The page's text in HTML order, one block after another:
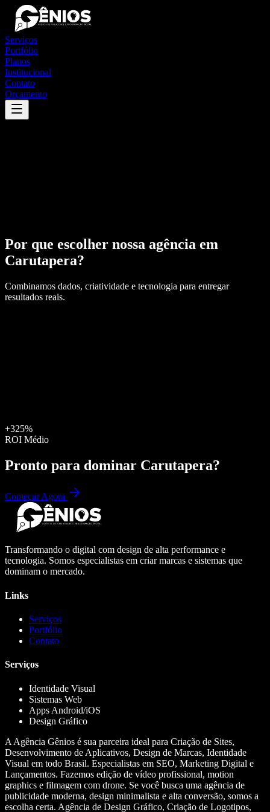
Serviços
Portfólio
Planos
Institucional
Contato
Orçamento
Por que escolher nossa agência em
Carutapera?
Combinamos dados, criatividade e tecnologia para entregar
resultados reais.
+325%
ROI Médio
Pronto para dominar Carutapera?
Começar Agora
Transformando o digital com design de alta performance e
tecnologia. Somos especialistas em criar marcas e sistemas que
dominam o mercado.
Links
Serviços
Portfólio
Contato
Serviços
Identidade Visual
Sistemas Web
Apps Android/iOS
Design Gráfico
A Agência Gênios é sua parceira ideal para Criação de Sites,
Desenvolvimento de Aplicativos, Design de Marcas, Identidade
Visual em todo Brasil. Especialistas em SEO, Marketing Digital e
Lançamentos. Fazemos edição de vídeo profissional, motion
graphics e filmagem com drone. Se você busca uma agência de
publicidade moderna, design minimalista e alta conversão, somos a
escolha certa. Agência de Design Gráfico, Criação de Logotipos,